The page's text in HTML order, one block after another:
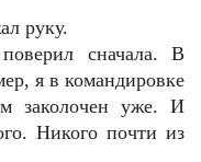
руку.
сначала. В
я в командировке
заколочен уже. И
Никого почти из